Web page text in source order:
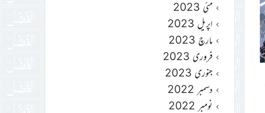
مئی 2023
اپریل 2023
مارچ 2023
فروری 2023
جنوری 2023
دسمبر 2022
نومبر 2022